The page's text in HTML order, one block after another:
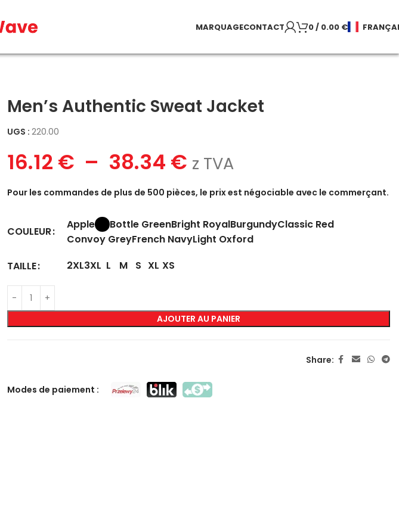
MARQUAGE
Sérigraphie Transfert
Sublimation
CONTACT 0/ 0.00 €
Men’s Authentic Sweat Jacket
UGS : 220.00
16.12 € – 38.34 € z TVA
Pour les commandes de plus de 500 pièces, le prix est négociable avec le commerçant.
COULEUR
Apple Bottle GreenBright RoyalBurgundyClassic Red
Convoy GreyFrench NavyLight Oxford
TAILLE
2XL3XL L M S XL XS
AJOUTER AU PANIER
Share:
Modes de paiement :